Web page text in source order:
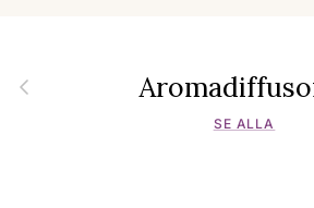
Föregående
SE ALLA